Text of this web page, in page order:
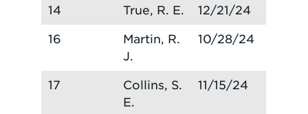
14 True, R. E. 12/21/24
16
Martin, R.
J.
10/28/24
17
Collins, S.
E.
11/15/24